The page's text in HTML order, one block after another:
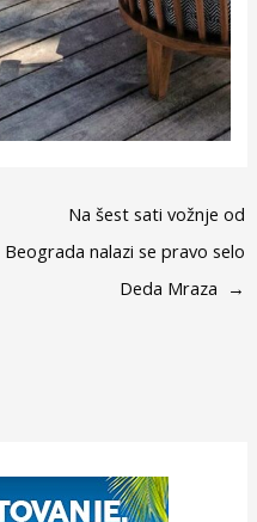
Na šest sati vožnje od
Beograda nalazi se pravo selo
Deda Mraza →